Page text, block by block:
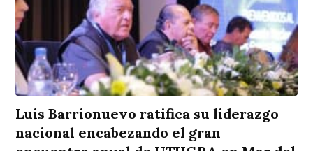
Luis Barrionuevo ratifica su liderazgo
nacional encabezando el gran